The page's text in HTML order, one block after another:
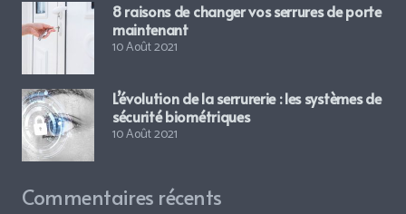
8 raisons de changer vos serrures de porte
maintenant
10 Août 2021
L’évolution de la serrurerie : les systèmes de
sécurité biométriques
10 Août 2021
Commentaires récents